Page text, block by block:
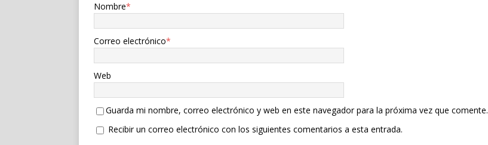
Nombre*
Correo electrónico*
Web
Guarda mi nombre, correo electrónico y web en este navegador para la próxima vez que comente.
Recibir un correo electrónico con los siguientes comentarios a esta entrada.